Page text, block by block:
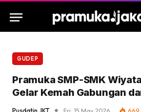
GUDEP
Pramuka SMP-SMK
Gelar Kemah Gabungan